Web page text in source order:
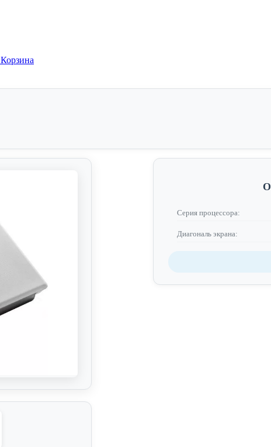
Корзина
Серия процессора:
Диагональ экрана: